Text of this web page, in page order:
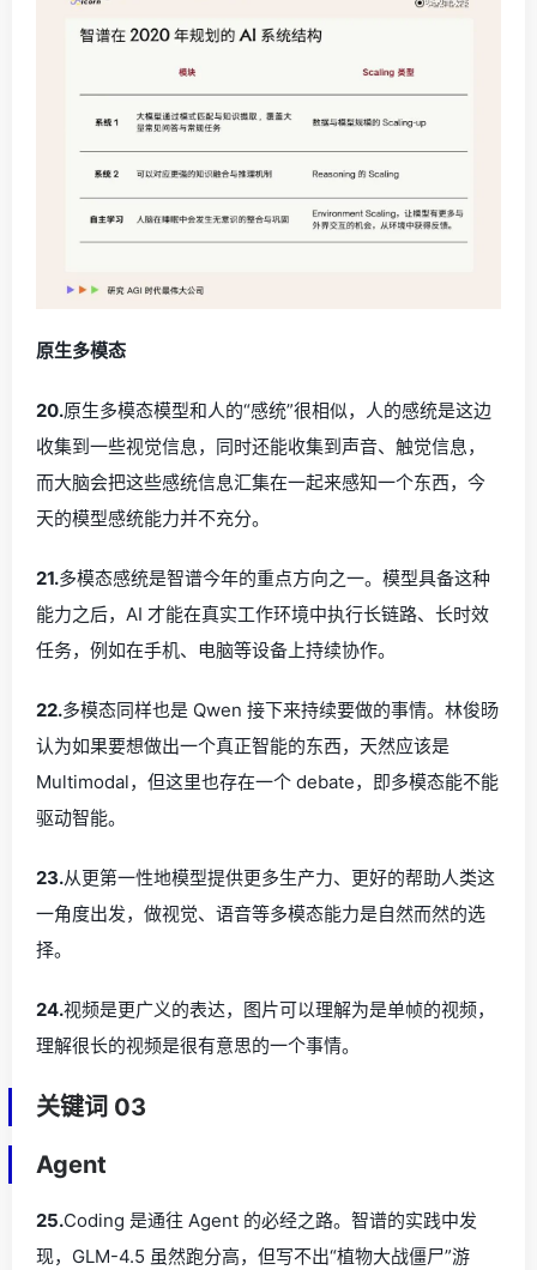
原生多模态
20.原生多模态模型和人的“感统”很相似，人的感统是这边
收集到一些视觉信息，同时还能收集到声音、触觉信息，
而大脑会把这些感统信息汇集在一起来感知一个东西，今
天的模型感统能力并不充分。
21.多模态感统是智谱今年的重点方向之一。模型具备这种
能力之后，AI 才能在真实工作环境中执行长链路、长时效
任务，例如在手机、电脑等设备上持续协作。
22.多模态同样也是 Qwen 接下来持续要做的事情。林俊旸
认为如果要想做出一个真正智能的东西，天然应该是
Multimodal，但这里也存在一个 debate，即多模态能不能
驱动智能。
23.从更第一性地模型提供更多生产力、更好的帮助人类这
一角度出发，做视觉、语音等多模态能力是自然而然的选
择。
24.视频是更广义的表达，图片可以理解为是单帧的视频，
理解很长的视频是很有意思的一个事情。
关键词 03
Agent
25.Coding 是通往 Agent 的必经之路。智谱的实践中发
现，GLM-4.5 虽然跑分高，但写不出“植物大战僵尸”游